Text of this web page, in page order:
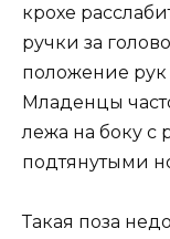
крохе
ручки за
положение рук
Младенцы
лежа на боку с
подтянутыми
Такая поза